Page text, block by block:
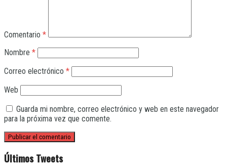
Comentario *
Nombre *
Correo electrónico *
Web
Guarda mi nombre, correo electrónico y web en este navegador
para la próxima vez que comente.
Últimos Tweets